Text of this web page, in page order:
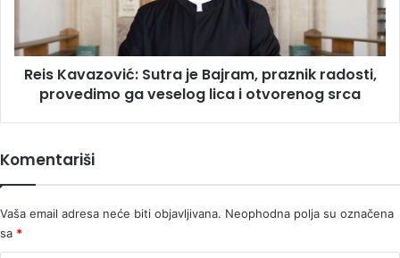
provedimo
ga
veselog
Reis Kavazović: Sutra je Bajram, praznik radosti,
provedimo ga veselog lica i otvorenog srca
Komentariši
Vaša email adresa neće biti objavljivana. Neophodna polja su označena
sa *